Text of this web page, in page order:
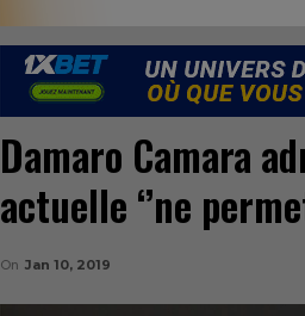
Damaro Camara
actuelle ‘’ne
On Jan 10, 2019